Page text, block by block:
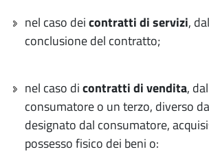
nel caso deicontratti di servizi,
conclusione del contratto;
nel caso dicontratti di vendita,
consumatore o un terzo, diverso
designato dal consumatore,
possesso fisico dei beni o: